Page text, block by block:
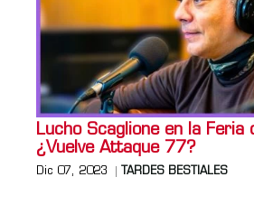
Lucho Scaglione en la Feria
¿Vuelve Attaque 77?
Dic 07, 2023 TARDES BESTIALES